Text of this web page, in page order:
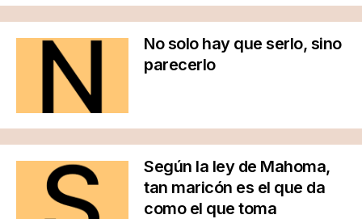
No solo hay que serlo, sino
parecerlo
Según la ley de Mahoma,
tan maricón es el que da
como el que toma